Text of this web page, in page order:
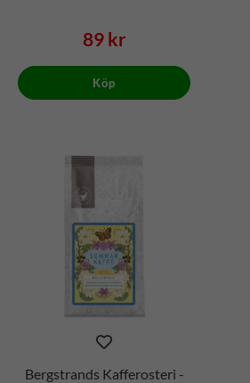
89 kr
Köp
Bergstrands Kafferosteri -